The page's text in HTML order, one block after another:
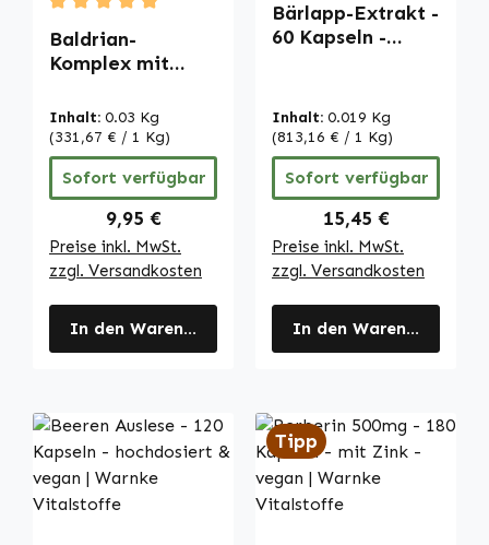
Durchschnittliche Bewertung von 5 von 5 Sternen
Baldrian-
Komplex mit
Melisse - 60
Kapseln -
schluckfreundlich
- vegan | Warnke
Vitalstoffe
Inhalt: 0.03 Kg
(331,67 € / 1 Kg)
Sofort verfügbar
Regulärer Preis:
9,95 €
Preise inkl. MwSt.
zzgl. Versandkosten
In den Warenkorb
Bärlapp-Extrakt -
60 Kapseln -
hochdosiert &
vegan | Warnke
Vitalstoffe
Inhalt: 0.019 Kg
(813,16 € / 1 Kg)
Sofort verfügbar
Regulärer Preis:
15,45 €
Preise inkl. MwSt.
zzgl. Versandkosten
In den Warenkorb
Tipp